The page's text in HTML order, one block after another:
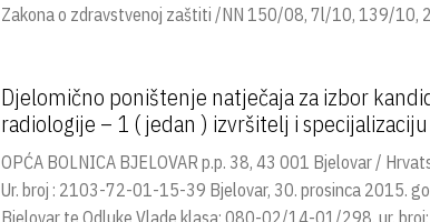
Zakona o zdravstvenoj zaštiti /NN 150/08, 7l/10, 139/
Djelomično poništenje natječaja za izbor
radiologije – 1 ( jedan ) izvršitelj i
OPĆA BOLNICA BJELOVAR p.p. 38, 43 001 Bjelovar /
Ur. broj : 2103-72-01-15-39 Bjelovar, 30. prosinca 2015.
Bjelovar te Odluke Vlade klasa: 080-02/14-01/298, ur.